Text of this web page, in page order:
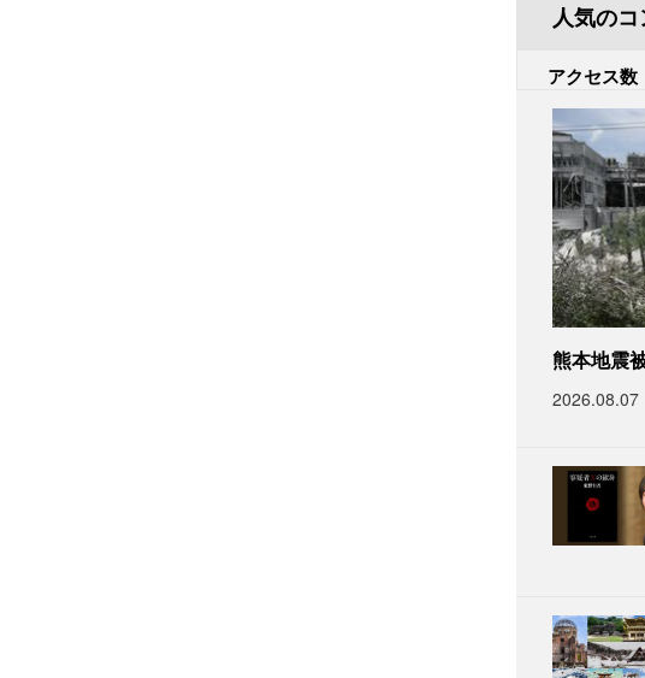
人気の
アクセス数
熊本地震
2026.08.07